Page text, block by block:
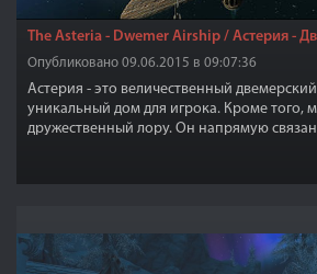
The Asteria - Dwemer Airship / Астерия -
Опубликовано 09.06.2015 в 09:07:36
Астерия - это величественный
уникальный дом для игрока. Кроме того,
дружественный лору. Он напрямую связан